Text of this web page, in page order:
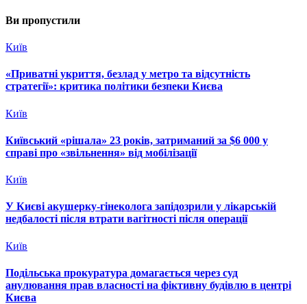
Ви пропустили
Київ
«Приватні укриття, безлад у метро та відсутність
стратегії»: критика політики безпеки Києва
Київ
Київський «рішала» 23 років, затриманий за $6 000 у
справі про «звільнення» від мобілізації
Київ
У Києві акушерку-гінеколога запідозрили у лікарській
недбалості після втрати вагітності після операції
Київ
Подільська прокуратура домагається через суд
анулювання прав власності на фіктивну будівлю в центрі
Києва